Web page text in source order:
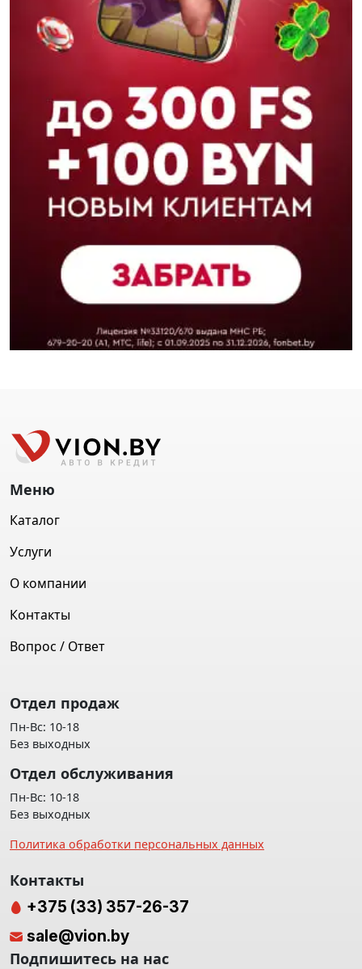
Меню
Каталог
Услуги
О компании
Контакты
Вопрос / Ответ
Отдел продаж
Пн-Вс: 10-18
Без выходных
Отдел обслуживания
Пн-Вс: 10-18
Без выходных
Политика обработки персональных данных
Контакты
+375 (33) 357-26-37
sale@vion.by
Подпишитесь на нас